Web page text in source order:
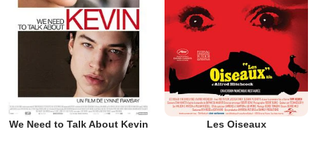
We Need to Talk About Kevin Les Oiseaux